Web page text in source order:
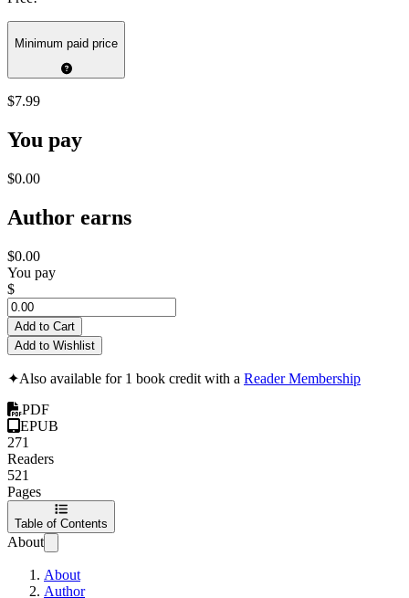
Minimum paid price
$7.99
You pay
$0.00
Author earns
$0.00
You pay
$
Add to Cart
Add to Wishlist
✦Also available for 1 book credit with a Reader Membership
PDF
EPUB
271
Readers
521
Pages
Table of Contents
About
About
Author